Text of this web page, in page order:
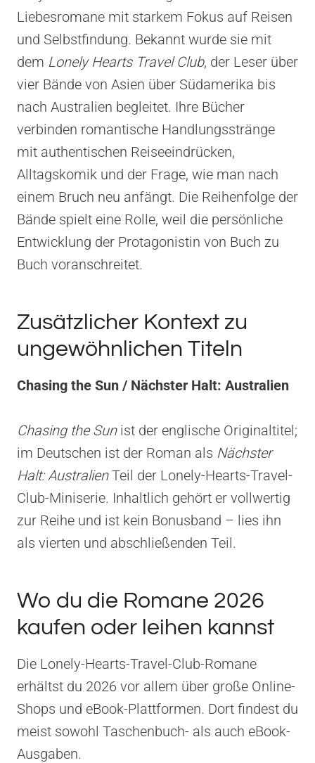
Liebesromane mit starkem Fokus auf Reisen
und Selbstfindung. Bekannt wurde sie mit
dem Lonely Hearts Travel Club, der Leser über
vier Bände von Asien über Südamerika bis
nach Australien begleitet. Ihre Bücher
verbinden romantische Handlungsstränge
mit authentischen Reiseeindrücken,
Alltagskomik und der Frage, wie man nach
einem Bruch neu anfängt. Die Reihenfolge der
Bände spielt eine Rolle, weil die persönliche
Entwicklung der Protagonistin von Buch zu
Buch voranschreitet.
Zusätzlicher Kontext zu
ungewöhnlichen Titeln
Chasing the Sun / Nächster Halt: Australien
Chasing the Sunist der englische Originaltitel;
im Deutschen ist der Roman als Nächster
Halt: AustralienTeil der Lonely-Hearts-Travel-
Club-Miniserie. Inhaltlich gehört er vollwertig
zur Reihe und ist kein Bonusband – lies ihn
als vierten und abschließenden Teil.
Wo du die Romane 2026
kaufen oder leihen kannst
Die Lonely-Hearts-Travel-Club-Romane
erhältst du 2026 vor allem über große Online-
Shops und eBook-Plattformen. Dort findest du
meist sowohl Taschenbuch- als auch eBook-
Ausgaben.